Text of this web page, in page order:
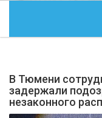
ОБЩЕСТВО
ЭКОНОМИКА
В Тюмени
задержали
незаконного